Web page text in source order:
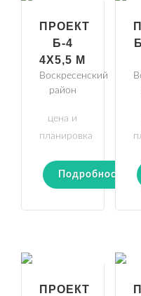
ПРОЕКТ
Б-4
4Х5,5 М
Воскресенский
район
цена и
планировка
Подробности
ПРОЕКТ